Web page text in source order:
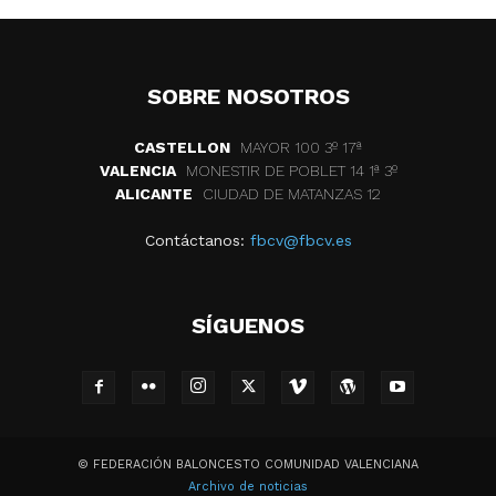
SOBRE NOSOTROS
CASTELLON
MAYOR 100 3º 17ª
VALENCIA
MONESTIR DE POBLET 14 1ª 3º
ALICANTE
CIUDAD DE MATANZAS 12
Contáctanos: fbcv@fbcv.es
SÍGUENOS
© FEDERACIÓN BALONCESTO COMUNIDAD VALENCIANA
Archivo de noticias